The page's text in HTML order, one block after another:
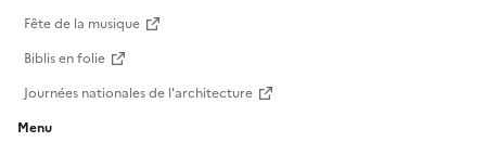
Fête de la musique
Biblis en folie
Journées nationales de l'architecture
Menu